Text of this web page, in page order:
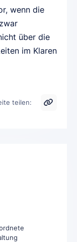
wenn die
über die
im Klaren
teilen: